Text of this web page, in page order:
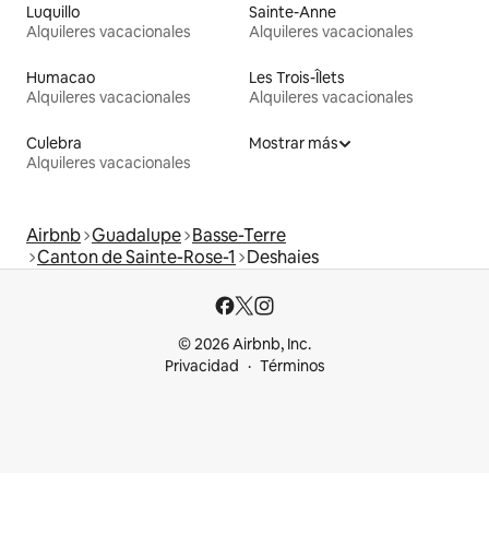
Luquillo
Alquileres vacacionales
Sainte-Anne
Alquileres vacacionales
Humacao
Alquileres vacacionales
Les Trois-Îlets
Alquileres vacacionales
Culebra
Alquileres vacacionales
Mostrar más
Airbnb Guadalupe Basse-Terre
Canton de Sainte-Rose-1
Deshaies
© 2026 Airbnb, Inc.
Privacidad
Términos